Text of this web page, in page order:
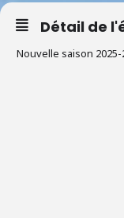
Détail de
Nouvelle saison